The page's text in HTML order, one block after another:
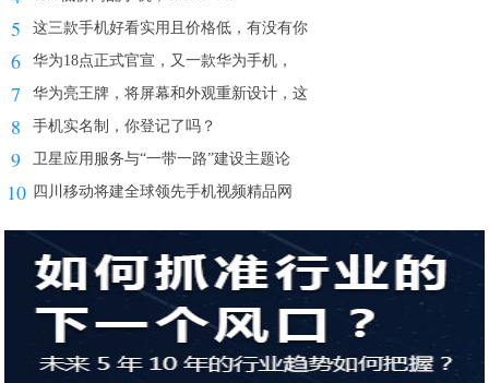
5 这三款手机好看实用且价格低，有没有你
6 华为18点正式官宣，又一款华为手机，
7 华为亮王牌，将屏幕和外观重新设计，这
8 手机实名制，你登记了吗？
9 卫星应用服务与“一带一路”建设主题论
10 四川移动将建全球领先手机视频精品网